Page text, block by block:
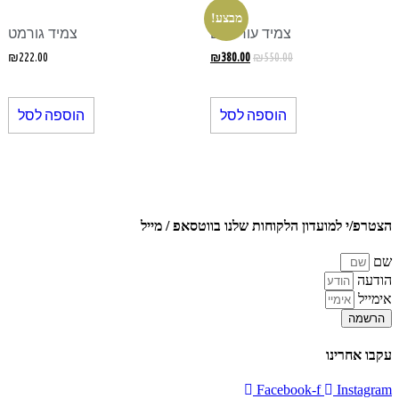
מבצע!
צמיד עור -שם
₪550.00
המחיר
₪550.00.
₪380.00
₪380.00.
הוספה לסל
צמיד גורמט
₪222.00
הוספה לסל
הצטרפ/י למועדון הלקוחות שלנו בווטסאפ / מייל
שם
הודעה
אימייל
הרשמה
עקבו אחרינו
Facebook-f Instagram